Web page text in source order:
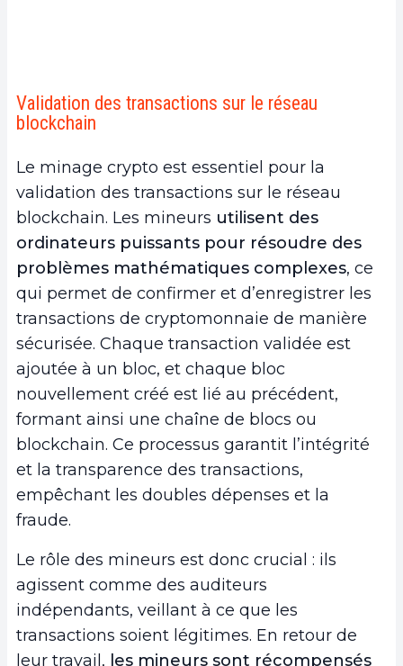
4. Les réglementations gouvernementales et
5. Conclusion
Validation des transactions sur le réseau
blockchain
Le minage crypto est essentiel pour la
validation des transactions sur le réseau
blockchain. Les mineurs utilisent des
ordinateurs puissants pour résoudre des
problèmes mathématiques complexes, ce
qui permet de confirmer et d’enregistrer les
transactions de cryptomonnaie de manière
sécurisée. Chaque transaction validée est
ajoutée à un bloc, et chaque bloc
nouvellement créé est lié au précédent,
formant ainsi une chaîne de blocs ou
blockchain. Ce processus garantit l’intégrité
et la transparence des transactions,
empêchant les doubles dépenses et la
fraude.
Le rôle des mineurs est donc crucial : ils
agissent comme des auditeurs
indépendants, veillant à ce que les
transactions soient légitimes. En retour de
leur travail, les mineurs sont récompensés